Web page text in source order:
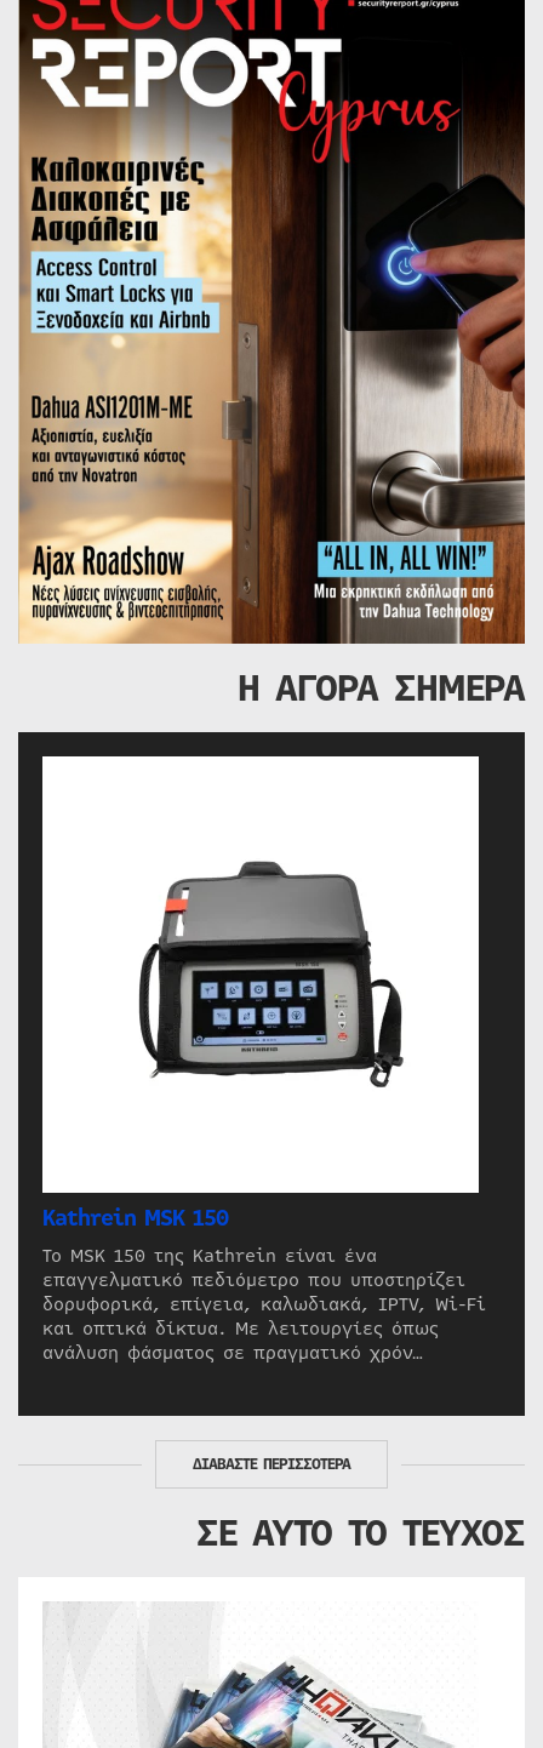
Η ΑΓΟΡΑ ΣΗΜΕΡΑ
Kathrein MSK 150
Το MSK 150 της Kathrein είναι ένα
επαγγελματικό πεδιόμετρο που υποστηρίζει
δορυφορικά, επίγεια, καλωδιακά, IPTV, Wi-Fi
και οπτικά δίκτυα. Με λειτουργίες όπως
ανάλυση φάσματος σε πραγματικό χρόν…
ΔΙΑΒΑΣΤΕ ΠΕΡΙΣΣΟΤΕΡΑ
ΣΕ ΑΥΤΟ ΤΟ ΤΕΥΧΟΣ